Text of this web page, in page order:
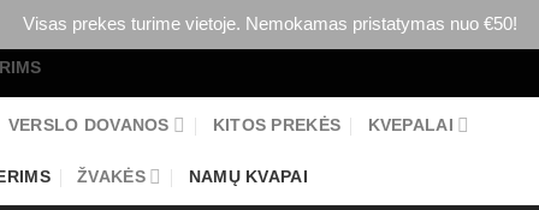
Visas prekes turime vietoje. Nemokamas pristatymas nuo €50!
VERSLO DOVANOS KITOS PREKĖS KVEPALAI
ŽVAKĖS NAMŲ KVAPAI